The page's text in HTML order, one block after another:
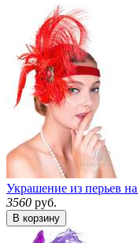
Украшение из перьев
3560 руб.
В корзину